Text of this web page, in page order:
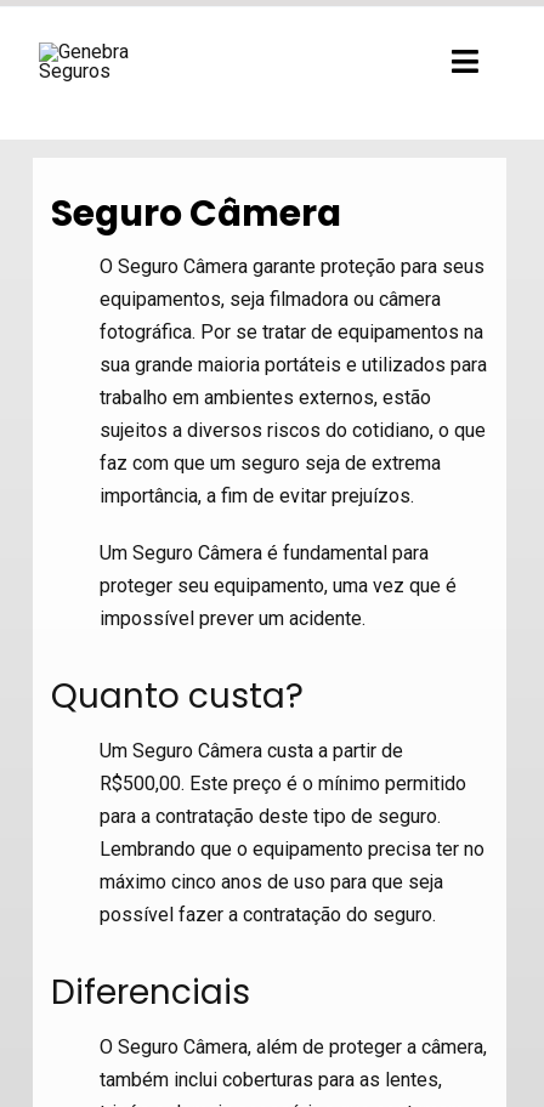
Seguro Câmera
O Seguro Câmera garante proteção para seus
equipamentos, seja filmadora ou câmera
fotográfica. Por se tratar de equipamentos na
sua grande maioria portáteis e utilizados para
trabalho em ambientes externos, estão
sujeitos a diversos riscos do cotidiano, o que
faz com que um seguro seja de extrema
importância, a fim de evitar prejuízos.
Um Seguro Câmera é fundamental para
proteger seu equipamento, uma vez que é
impossível prever um acidente.
Quanto custa?
Um Seguro Câmera custa a partir de
R$500,00. Este preço é o mínimo permitido
para a contratação deste tipo de seguro.
Lembrando que o equipamento precisa ter no
máximo cinco anos de uso para que seja
possível fazer a contratação do seguro.
Diferenciais
O Seguro Câmera, além de proteger a câmera,
também inclui coberturas para as lentes,